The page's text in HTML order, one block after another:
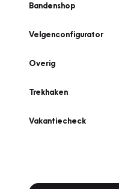
Bandenshop
Velgenconfigurator
Overig
Trekhaken
Vakantiecheck